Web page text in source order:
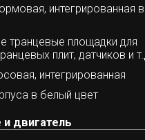
интегрированная в
транцевые площадки для
плит, датчиков и
интегрированная
в белый цвет
и двигатель